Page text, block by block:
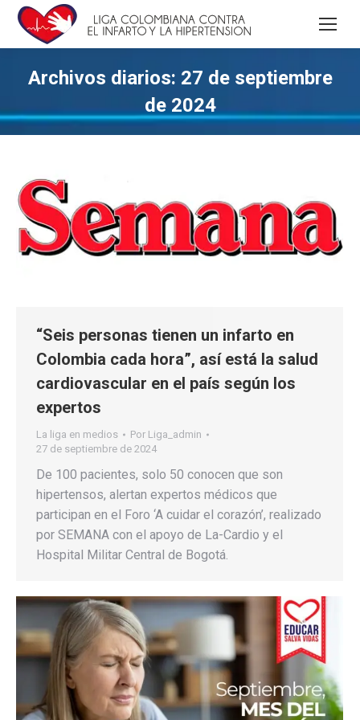
Archivos diarios: 27 de septiembre
de 2024
“Seis personas tienen un infarto en
Colombia cada hora”, así está la salud
cardiovascular en el país según los
expertos
La liga en medios Por Liga_admin
27 de septiembre de 2024
De 100 pacientes, solo 50 conocen que son
hipertensos, alertan expertos médicos que
participan en el Foro ‘A cuidar el corazón’, realizado
por SEMANA con el apoyo de La-Cardio y el
Hospital Militar Central de Bogotá.